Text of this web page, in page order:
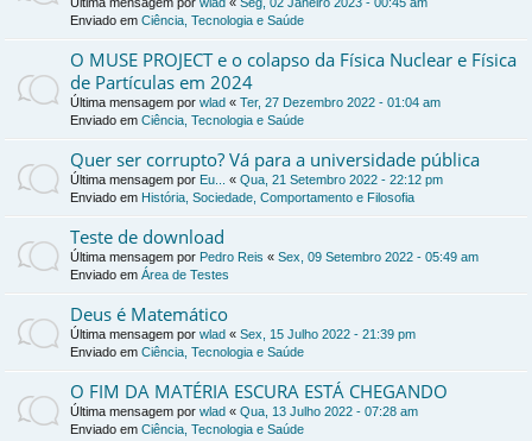
Enviado em Ciência, Tecnologia e Saúde
O MUSE PROJECT e o colapso da Física Nuclear e Física
de Partículas em 2024
Última mensagem por wlad « Ter, 27 Dezembro 2022 - 01:04 am
Enviado em Ciência, Tecnologia e Saúde
Quer ser corrupto? Vá para a universidade pública
Última mensagem por Eu... « Qua, 21 Setembro 2022 - 22:12 pm
Enviado em História, Sociedade, Comportamento e Filosofia
Teste de download
Última mensagem por Pedro Reis « Sex, 09 Setembro 2022 - 05:49 am
Enviado em Área de Testes
Deus é Matemático
Última mensagem por wlad « Sex, 15 Julho 2022 - 21:39 pm
Enviado em Ciência, Tecnologia e Saúde
O FIM DA MATÉRIA ESCURA ESTÁ CHEGANDO
Última mensagem por wlad « Qua, 13 Julho 2022 - 07:28 am
Enviado em Ciência, Tecnologia e Saúde